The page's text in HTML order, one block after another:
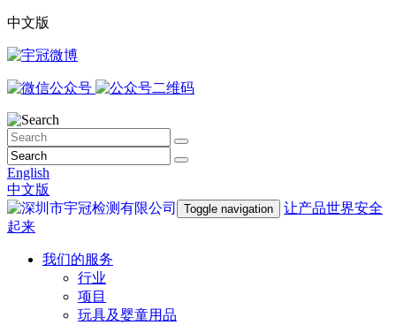
中文版
English
中文版
Toggle navigation
让产品世界安全
起来
我们的服务
行业
项目
玩具及婴童用品